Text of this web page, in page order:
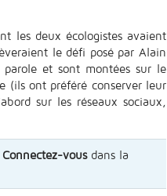
les deux écologistes avaient
le défi posé par Alain
et sont montées sur le
(ils ont préféré conserver leur
sur les réseaux sociaux,
Connectez-vousdans la